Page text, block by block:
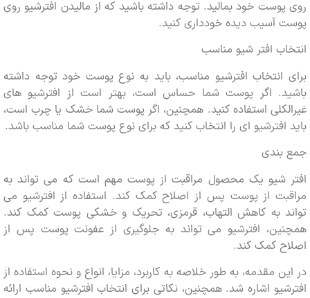
خود بمالید. توجه داشته باشید که از مالیدن افترشیو روی
آسیب دیده خودداری کنید.
افتر شیو مناسب
انتخاب افترشیو مناسب، باید به نوع پوست خود توجه داشته
اگر پوست شما حساس است، بهتر است از افترشیو های
استفاده کنید. همچنین، اگر پوست شما خشک یا چرب است،
ای را انتخاب کنید که برای نوع پوست شما مناسب باشد.
شیو یک محصول مراقبت از پوست مهم است که می تواند به
از پوست پس از اصلاح کمک کند. استفاده از افترشیو می
به کاهش التهاب، قرمزی، تحریک و خشکی پوست کمک کند.
افترشیو می تواند به جلوگیری از عفونت پوست پس از
کمک کند.
مقدمه، به طور خلاصه به کاربرد، مزایا، انواع و نحوه استفاده از
اشاره شد. همچنین، نکاتی برای انتخاب افترشیو مناسب ارائه